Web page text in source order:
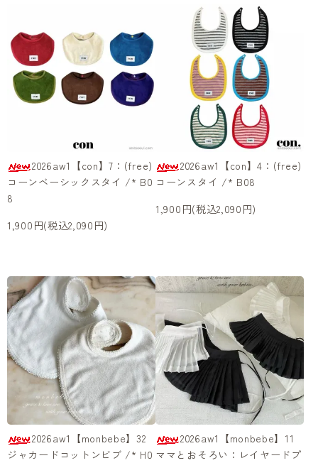
2026aw1【con】7：(free)
コーンベーシックスタイ /* B0
8
1,900円(税込2,090円)
2026aw1【con】4：(free)
コーンスタイ /* B08
1,900円(税込2,090円)
2026aw1【monbebe】32
ジャカードコットンビブ /* H0
2026aw1【monbebe】11
ママとおそろい：レイヤードプ